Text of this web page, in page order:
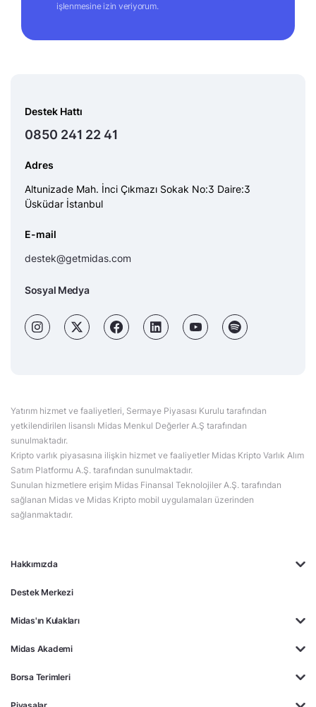
işlenmesine izin veriyorum.
Hakkımızda
Destek Merkezi
Midas'ın Kulakları
Midas Akademi
Borsa Terimleri
Destek Hattı
0850 241 22 41
Adres
Altunizade Mah. İnci Çıkmazı Sokak No:3 Daire:3
Üsküdar İstanbul
E-mail
destek@getmidas.com
Sosyal Medya
Yatırım hizmet ve faaliyetleri, Sermaye Piyasası Kurulu tarafından
yetkilendirilen lisanslı Midas Menkul Değerler A.Ş tarafından
sunulmaktadır.
Kripto varlık piyasasına ilişkin hizmet ve faaliyetler Midas Kripto Varlık Alım
Satım Platformu A.Ş. tarafından sunulmaktadır.
Sunulan hizmetlere erişim Midas Finansal Teknolojiler A.Ş. tarafından
sağlanan Midas ve Midas Kripto mobil uygulamaları üzerinden
sağlanmaktadır.